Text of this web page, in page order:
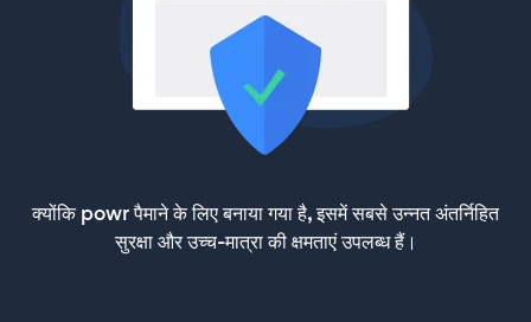
क्योंकि powr पैमाने के लिए बनाया गया है, इसमें सबसे उन्नत अंतर्निहित
सुरक्षा और उच्च-मात्रा की क्षमताएं उपलब्ध हैं।